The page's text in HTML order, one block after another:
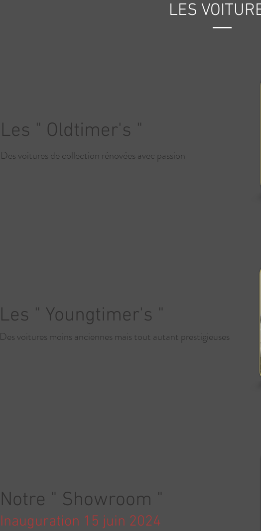
LES
Les " Oldtimer's "
Des voitures de collection rénovées avec passion
Les " Youngtimer's "
Des voitures moins anciennes mais tout autant prestigieuses
Notre " Showroom "
Inauguration 15 juin 2024